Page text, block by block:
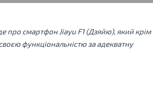
про смартфон Jiayu F1 (Дзяйю), який крім
функціональністю за адекватну